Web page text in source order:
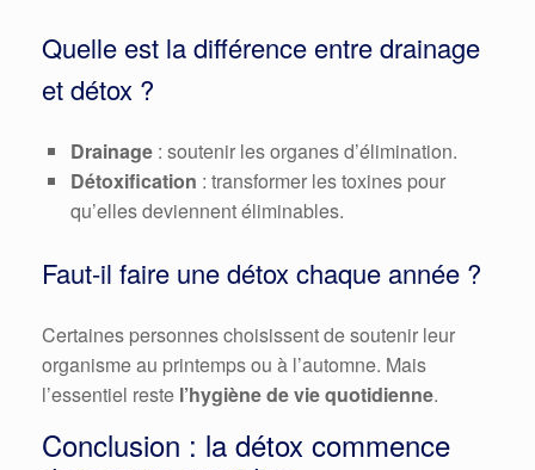
Quelle est la différence entre drainage
et détox ?
Drainage : soutenir les organes d’élimination.
Détoxification : transformer les toxines pour
qu’elles deviennent éliminables.
Faut-il faire une détox chaque année ?
Certaines personnes choisissent de soutenir leur
organisme au printemps ou à l’automne. Mais
l’essentiel reste l’hygiène de vie quotidienne.
Conclusion : la détox commence